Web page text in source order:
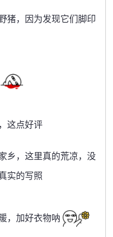
猪，因为发现它们脚印
这点好评
乡，这里真的荒凉，没
实的写照
，加好衣物呐